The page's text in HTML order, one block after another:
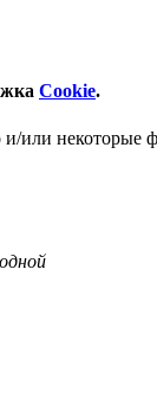
Cookie.
и/или